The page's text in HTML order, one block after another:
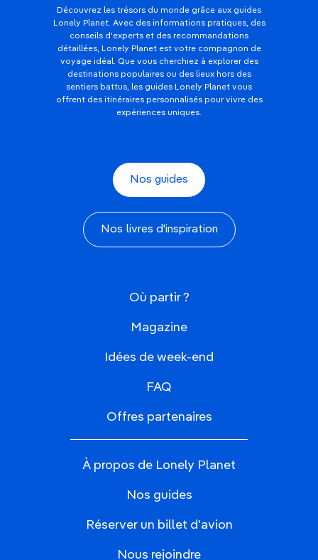
Découvrez les trésors du monde grâce aux guides
Lonely Planet. Avec des informations pratiques, des
conseils d'experts et des recommandations
détaillées, Lonely Planet est votre compagnon de
voyage idéal. Que vous cherchiez à explorer des
destinations populaires ou des lieux hors des
sentiers battus, les guides Lonely Planet vous
offrent des itinéraires personnalisés pour vivre des
expériences uniques.
Nos guides
Nos livres d'inspiration
Où partir ?
Magazine
Idées de week-end
FAQ
Offres partenaires
À propos de Lonely Planet
Nos guides
Réserver un billet d'avion
Nous rejoindre